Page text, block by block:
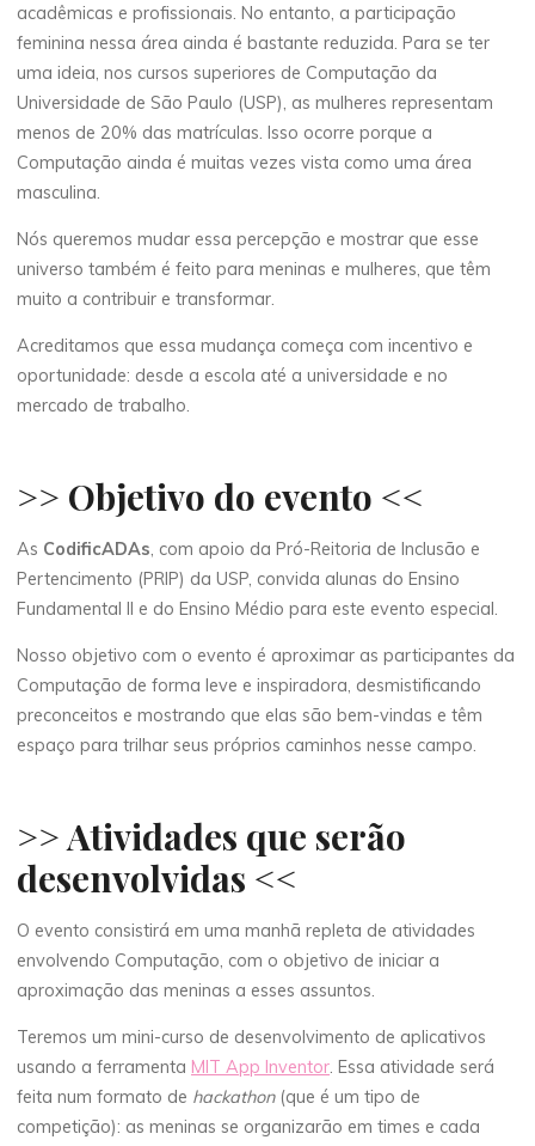
acadêmicas e profissionais. No entanto, a participação
feminina nessa área ainda é bastante reduzida. Para se ter
uma ideia, nos cursos superiores de Computação da
Universidade de São Paulo (USP), as mulheres representam
menos de 20% das matrículas. Isso ocorre porque a
Computação ainda é muitas vezes vista como uma área
masculina.
Nós queremos mudar essa percepção e mostrar que esse
universo também é feito para meninas e mulheres, que têm
muito a contribuir e transformar.
Acreditamos que essa mudança começa com incentivo e
oportunidade: desde a escola até a universidade e no
mercado de trabalho.
>> Objetivo do evento <<
As CodificADAs , com apoio da Pró-Reitoria de Inclusão e
Pertencimento (PRIP) da USP, convida alunas do Ensino
Fundamental II e do Ensino Médio para este evento especial.
Nosso objetivo com o evento é aproximar as participantes da
Computação de forma leve e inspiradora, desmistificando
preconceitos e mostrando que elas são bem-vindas e têm
espaço para trilhar seus próprios caminhos nesse campo.
>> Atividades que serão
desenvolvidas <<
O evento consistirá em uma manhã repleta de atividades
envolvendo Computação, com o objetivo de iniciar a
aproximação das meninas a esses assuntos.
Teremos um mini-curso de desenvolvimento de aplicativos
usando a ferramenta MIT App Inventor. Essa atividade será
feita num formato de hackathon(que é um tipo de
competição): as meninas se organizarão em times e cada